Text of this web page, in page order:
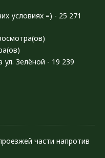
условиях =) - 25 271
ул. Зелёной - 19 239
части напротив